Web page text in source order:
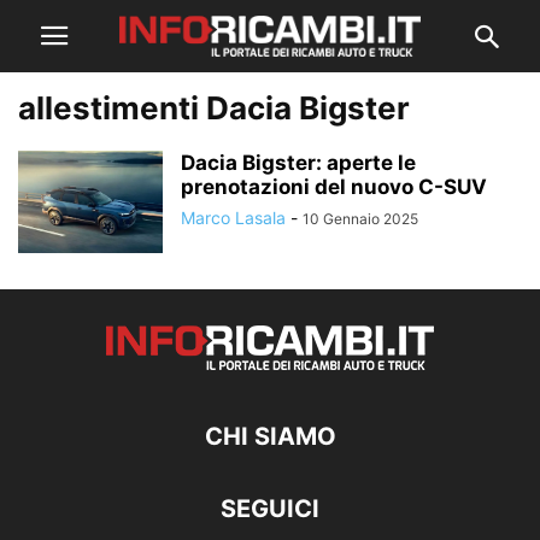
allestimenti Dacia Bigster
Dacia Bigster: aperte le
prenotazioni del nuovo C-SUV
Marco Lasala - 10 Gennaio 2025
CHI SIAMO
SEGUICI